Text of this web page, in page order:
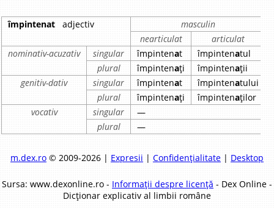
împintenat adjectiv
masculin
nearticulat
articulat
nominativ-acuzativ
singular împintenat împintenatul
plural
împintenați împintenații
genitiv-dativ
singular împintenat împintenatului
plural
împintenați împintenaților
vocativ
singular —
plural
—
m.dex.ro© 2009-2026 | Expresii | Confidențialitate| Desktop
Sursa: www.dexonline.ro - Informații despre licență - Dex Online -
Dicționar explicativ al limbii române